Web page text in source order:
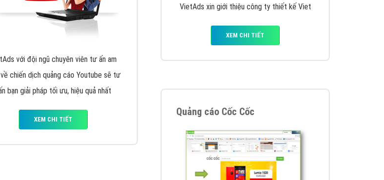
với đội ngũ chuyên viên tư ấn am
chiến dịch quảng cáo Youtube sẽ tư
bạn giải pháp tối ưu, hiệu quả nhất
XEM CHI TIẾT
Tìm công ty thiết kế website uy tín, chuyên
VietAds xin giới thiệu công ty thiết kế Viet